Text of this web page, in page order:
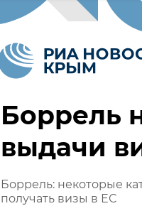
Боррель
выдачи
Боррель: некоторые
получать визы в ЕС